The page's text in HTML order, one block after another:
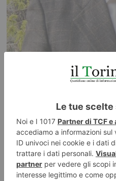
De Marchi tra i 50 di Radio